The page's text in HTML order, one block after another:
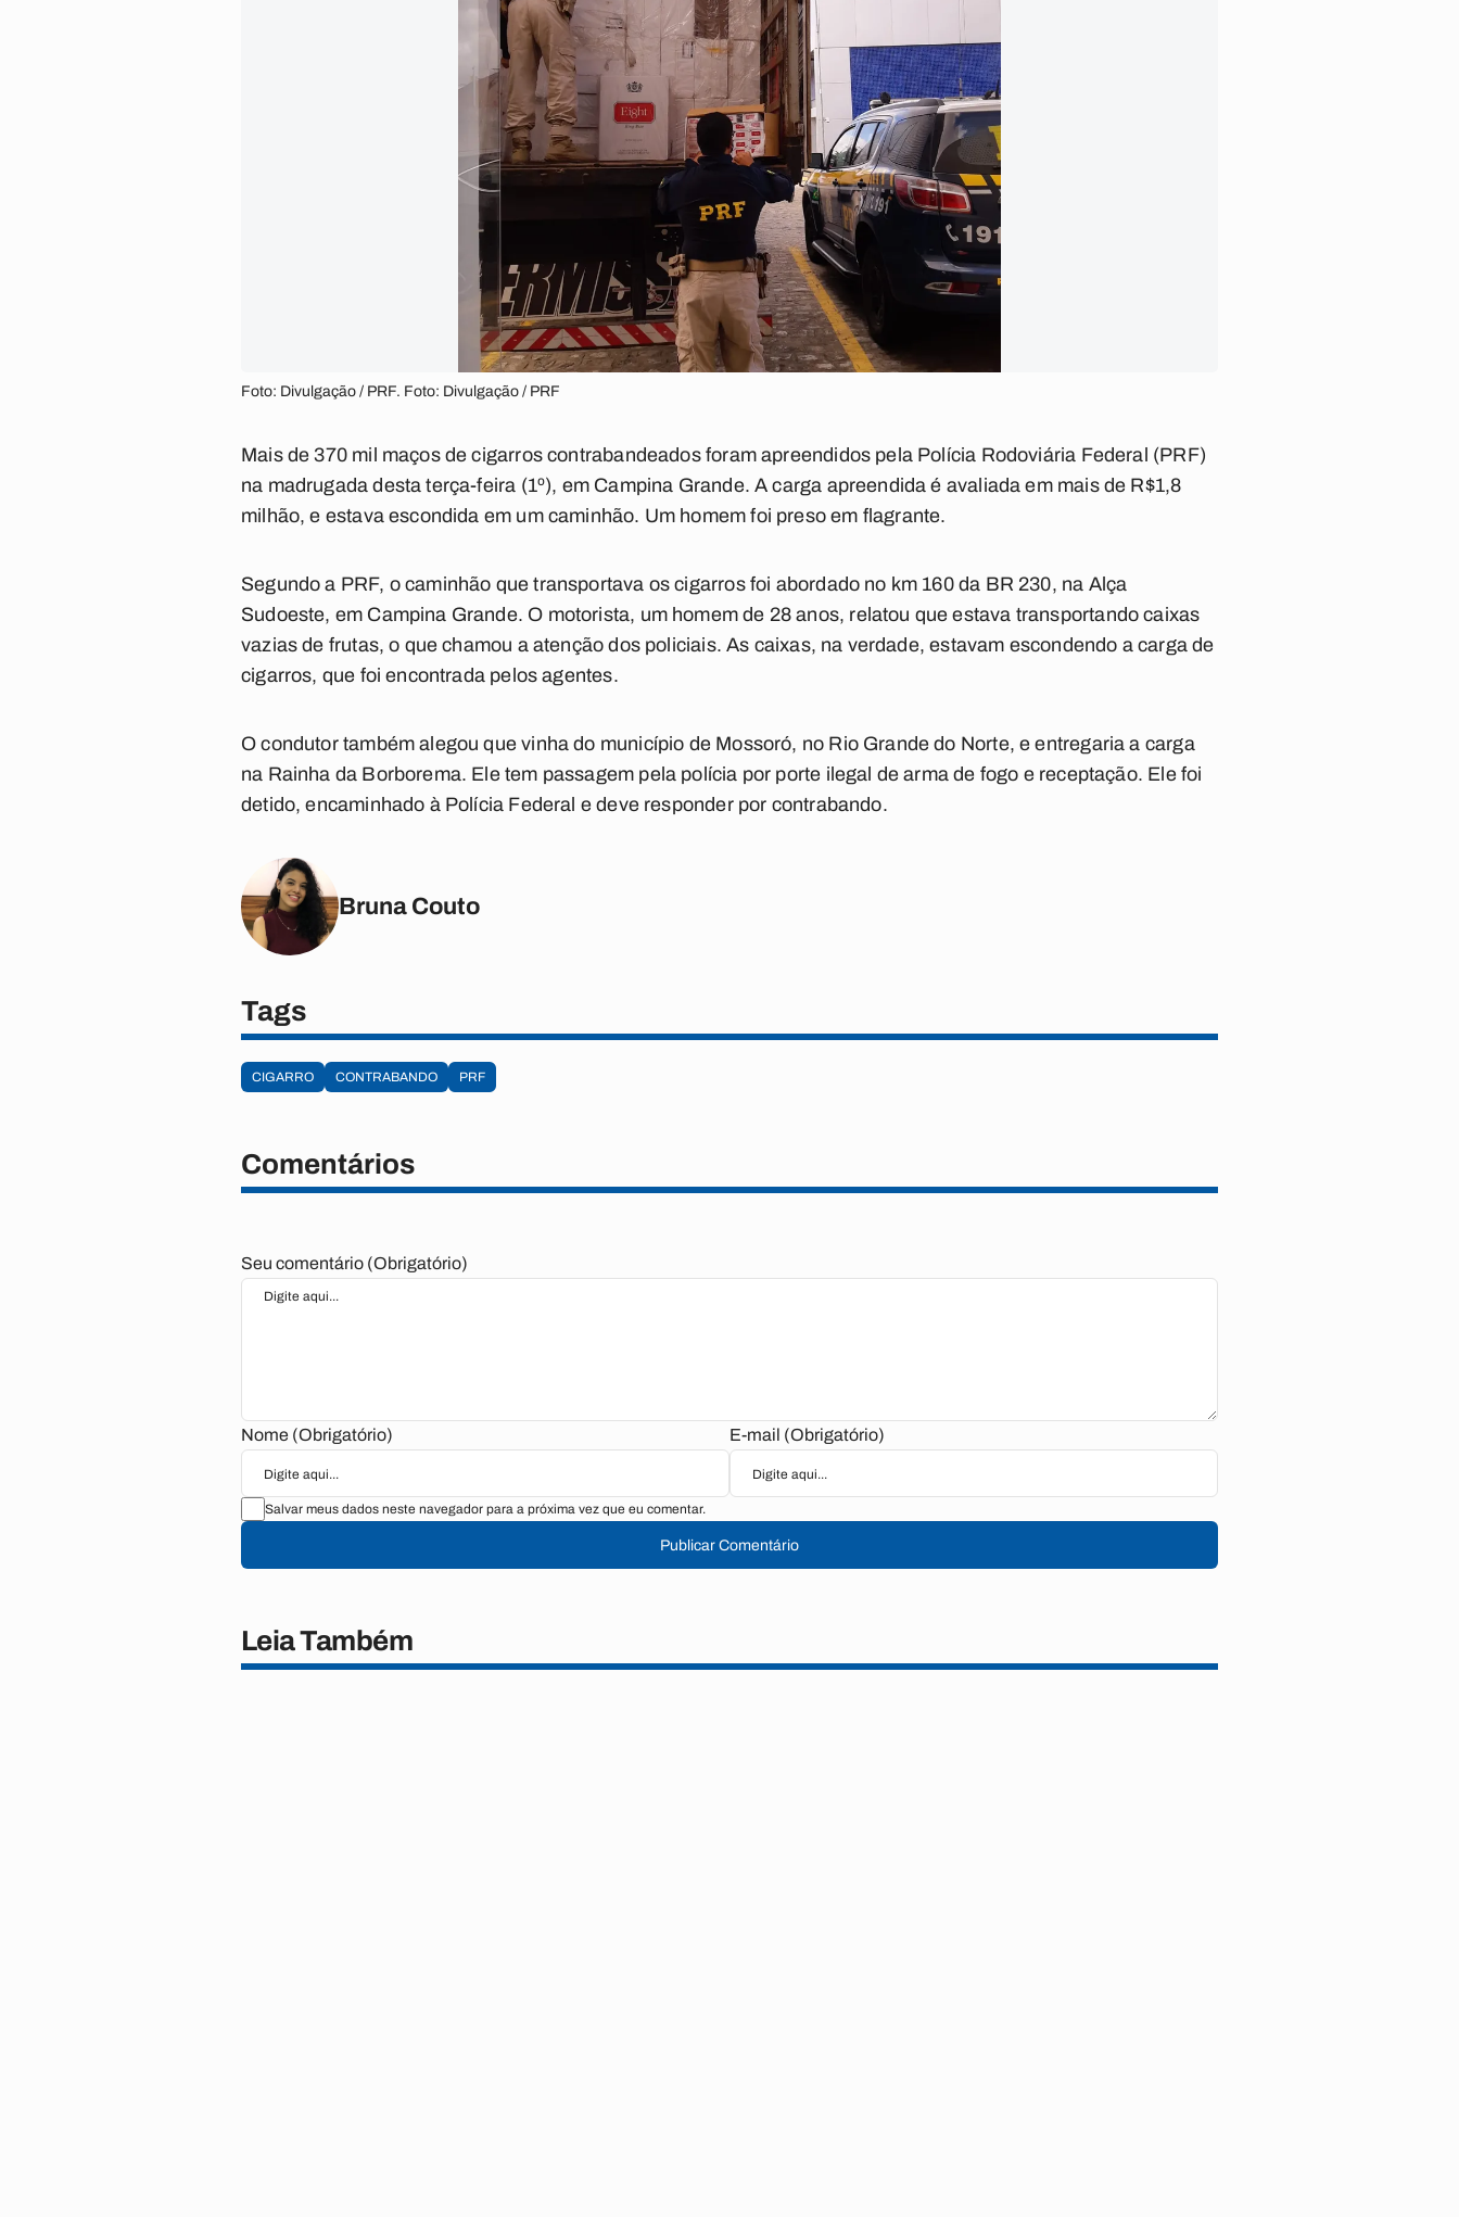
Foto: Divulgação / PRF. Foto: Divulgação / PRF
Mais de 370 mil maços de cigarros contrabandeados foram apreendidos pela Polícia Rodoviária Federal (PRF)
na madrugada desta terça-feira (1º), em Campina Grande. A carga apreendida é avaliada em mais de R$1,8
milhão, e estava escondida em um caminhão. Um homem foi preso em flagrante.
Segundo a PRF, o caminhão que transportava os cigarros foi abordado no km 160 da BR 230, na Alça
Sudoeste, em Campina Grande. O motorista, um homem de 28 anos, relatou que estava transportando caixas
vazias de frutas, o que chamou a atenção dos policiais. As caixas, na verdade, estavam escondendo a carga de
cigarros, que foi encontrada pelos agentes.
O condutor também alegou que vinha do município de Mossoró, no Rio Grande do Norte, e entregaria a carga
na Rainha da Borborema. Ele tem passagem pela polícia por porte ilegal de arma de fogo e receptação. Ele foi
detido, encaminhado à Polícia Federal e deve responder por contrabando.
Bruna Couto
Tags
CIGARRO CONTRABANDO PRF
Comentários
Seu comentário (Obrigatório)
Nome (Obrigatório) E-mail (Obrigatório)
Salvar meus dados neste navegador para a próxima vez que eu comentar.
Publicar Comentário
Leia Também